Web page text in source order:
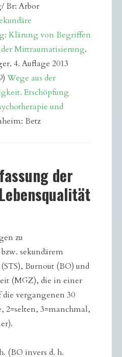
Br: Arbor
Klärung von Begriffen
Mittraumatisierung.
4. Auflage 2013
Wege aus der
Erschöpfung
und
Betz
der
zu
sekundärem
Burnout (BO) und
(MGZ), die in einer
die vergangenen 30
2=selten, 3=manchmal,
(BO invers d. h.